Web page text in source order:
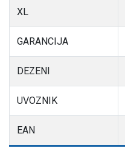
XL
GARANCIJA
DEZENI
UVOZNIK
EAN